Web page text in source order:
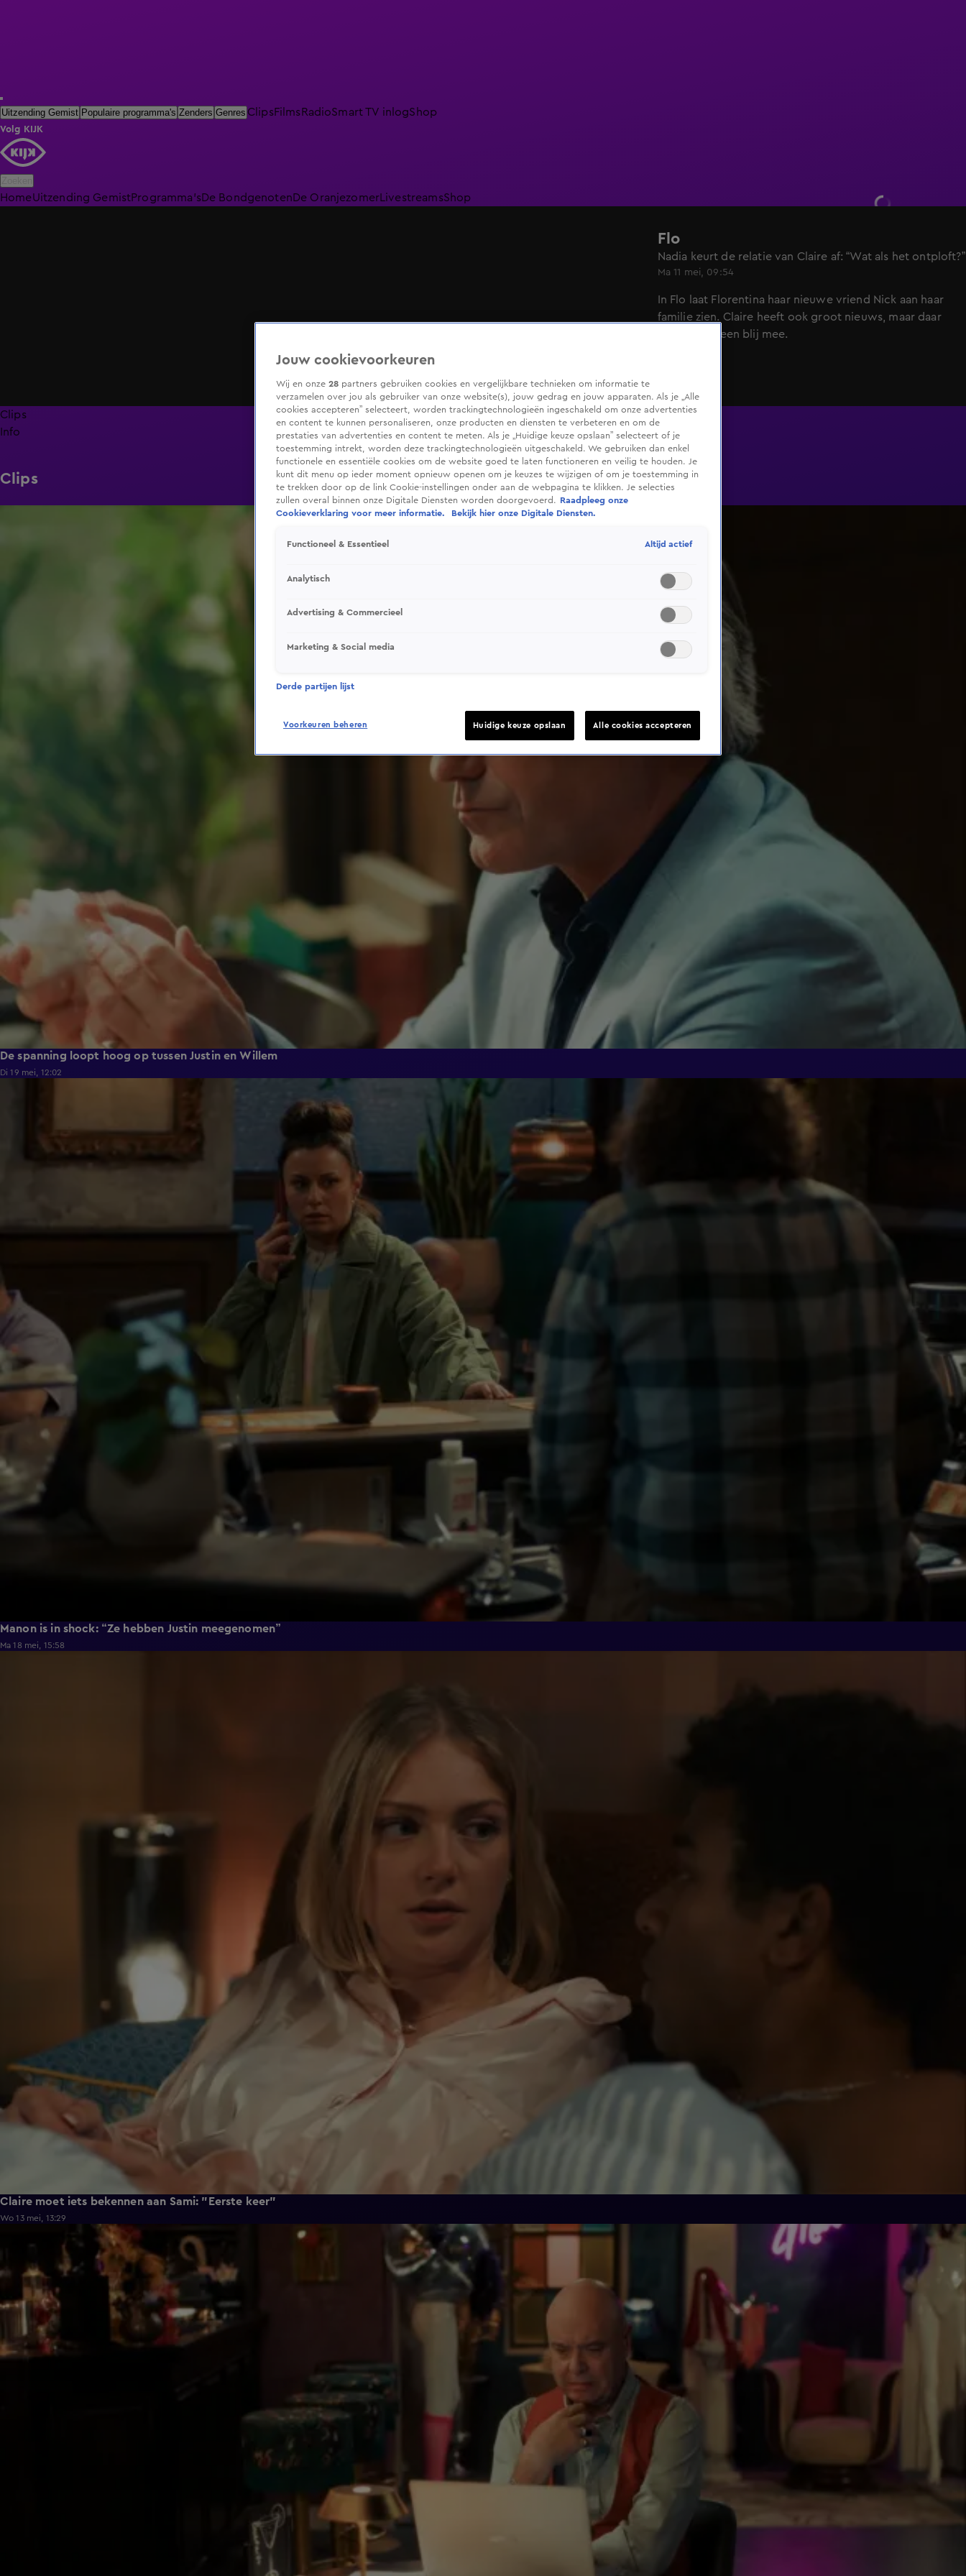
Uitzending Gemist Populaire programma's Zenders Genres ClipsFilmsRadioSmart TV inlogShop
Volg KIJK
HomeUitzending GemistProgramma'sDe BondgenotenDe Oranjezomer LivestreamsShop
Flo
Nadia keurt de relatie van Claire af: “Wat als het ontploft?”
Ma 11 mei, 09:54
In Flo laat Florentina haar nieuwe vriend Nick aan haar
familie zien. Claire heeft ook groot nieuws, maar daar
is niet iedereen blij mee.
Clips
Info
Clips
De spanning loopt hoog op tussen Justin en Willem
Di 19 mei, 12:02
Manon is in shock: “Ze hebben Justin meegenomen”
Ma 18 mei, 15:58
Claire moet iets bekennen aan Sami: "Eerste keer"
Wo 13 mei, 13:29
Jouw cookievoorkeuren
Wij en onze 28 partners gebruiken cookies en vergelijkbare technieken om informatie te
verzamelen over jou als gebruiker van onze website(s), jouw gedrag en jouw apparaten. Als je „Alle
cookies accepteren” selecteert, worden trackingtechnologieën ingeschakeld om onze advertenties
en content te kunnen personaliseren, onze producten en diensten te verbeteren en om de
prestaties van advertenties en content te meten. Als je „Huidige keuze opslaan” selecteert of je
toestemming intrekt, worden deze trackingtechnologieën uitgeschakeld. We gebruiken dan enkel
functionele en essentiële cookies om de website goed te laten functioneren en veilig te houden. Je
kunt dit menu op ieder moment opnieuw openen om je keuzes te wijzigen of om je toestemming in
te trekken door op de link Cookie-instellingen onder aan de webpagina te klikken. Je selecties
zullen overal binnen onze Digitale Diensten worden doorgevoerd.
Raadpleeg onze
Cookieverklaring voor meer informatie.
Bekijk hier onze Digitale Diensten.
Functioneel & Essentieel Altijd actief
Analytisch
Advertising & Commercieel
Marketing & Social media
Derde partijen lijst
Voorkeuren beheren Huidige keuze opslaan Alle cookies accepteren